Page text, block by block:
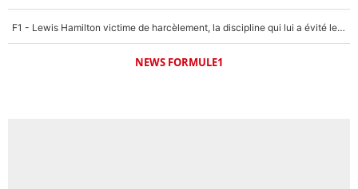
F1 - Lewis Hamilton victime de harcèlement, la discipline qui lui a évité le pire : «J'aurais probablement mal tourné»
NEWS FORMULE1